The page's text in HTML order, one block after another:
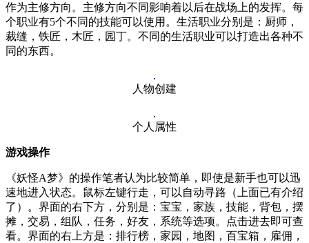
作为主修方向。主修方向不同影响着以后在战场上的发挥。每
个职业有5个不同的技能可以使用。生活职业分别是：厨师，
裁缝，铁匠，木匠，园丁。不同的生活职业可以打造出各种不
同的东西。
人物创建
个人属性
游戏操作
《妖怪A梦》的操作笔者认为比较简单，即使是新手也可以迅
速地进入状态。鼠标左键行走，可以自动寻路（上面已有介绍
了）。界面的右下方，分别是：宝宝，家族，技能，背包，摆
摊，交易，组队，任务，好友，系统等选项。点击进去即可查
看。界面的右上方是：排行榜，家园，地图，百宝箱，雇佣，